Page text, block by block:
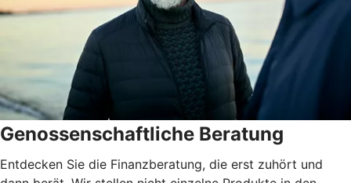
Genossenschaftliche Beratung
Entdecken Sie die Finanzberatung, die erst zuhört und